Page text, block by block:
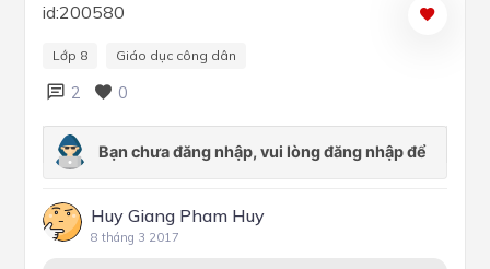
id:200580
Lớp 8 Giáo dục công dân
2 0
Huy Giang Pham Huy
8 tháng 3 2017